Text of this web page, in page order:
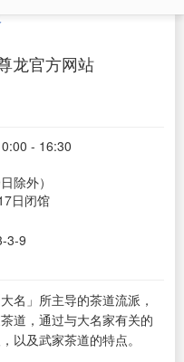
龙官方网站
- 16:30
除外）
日闭馆
3-9
名」所主导的茶道流派，
道，通过与大名家有关的
以及武家茶道的特点。